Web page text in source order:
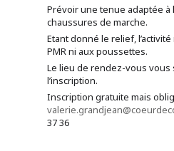
Prévoir une tenue adaptée
chaussures de marche.
Etant donné le relief,
PMR ni aux poussettes.
Le lieu de rendez-vous vous
l’inscription.
Inscription gratuite mais
37 36